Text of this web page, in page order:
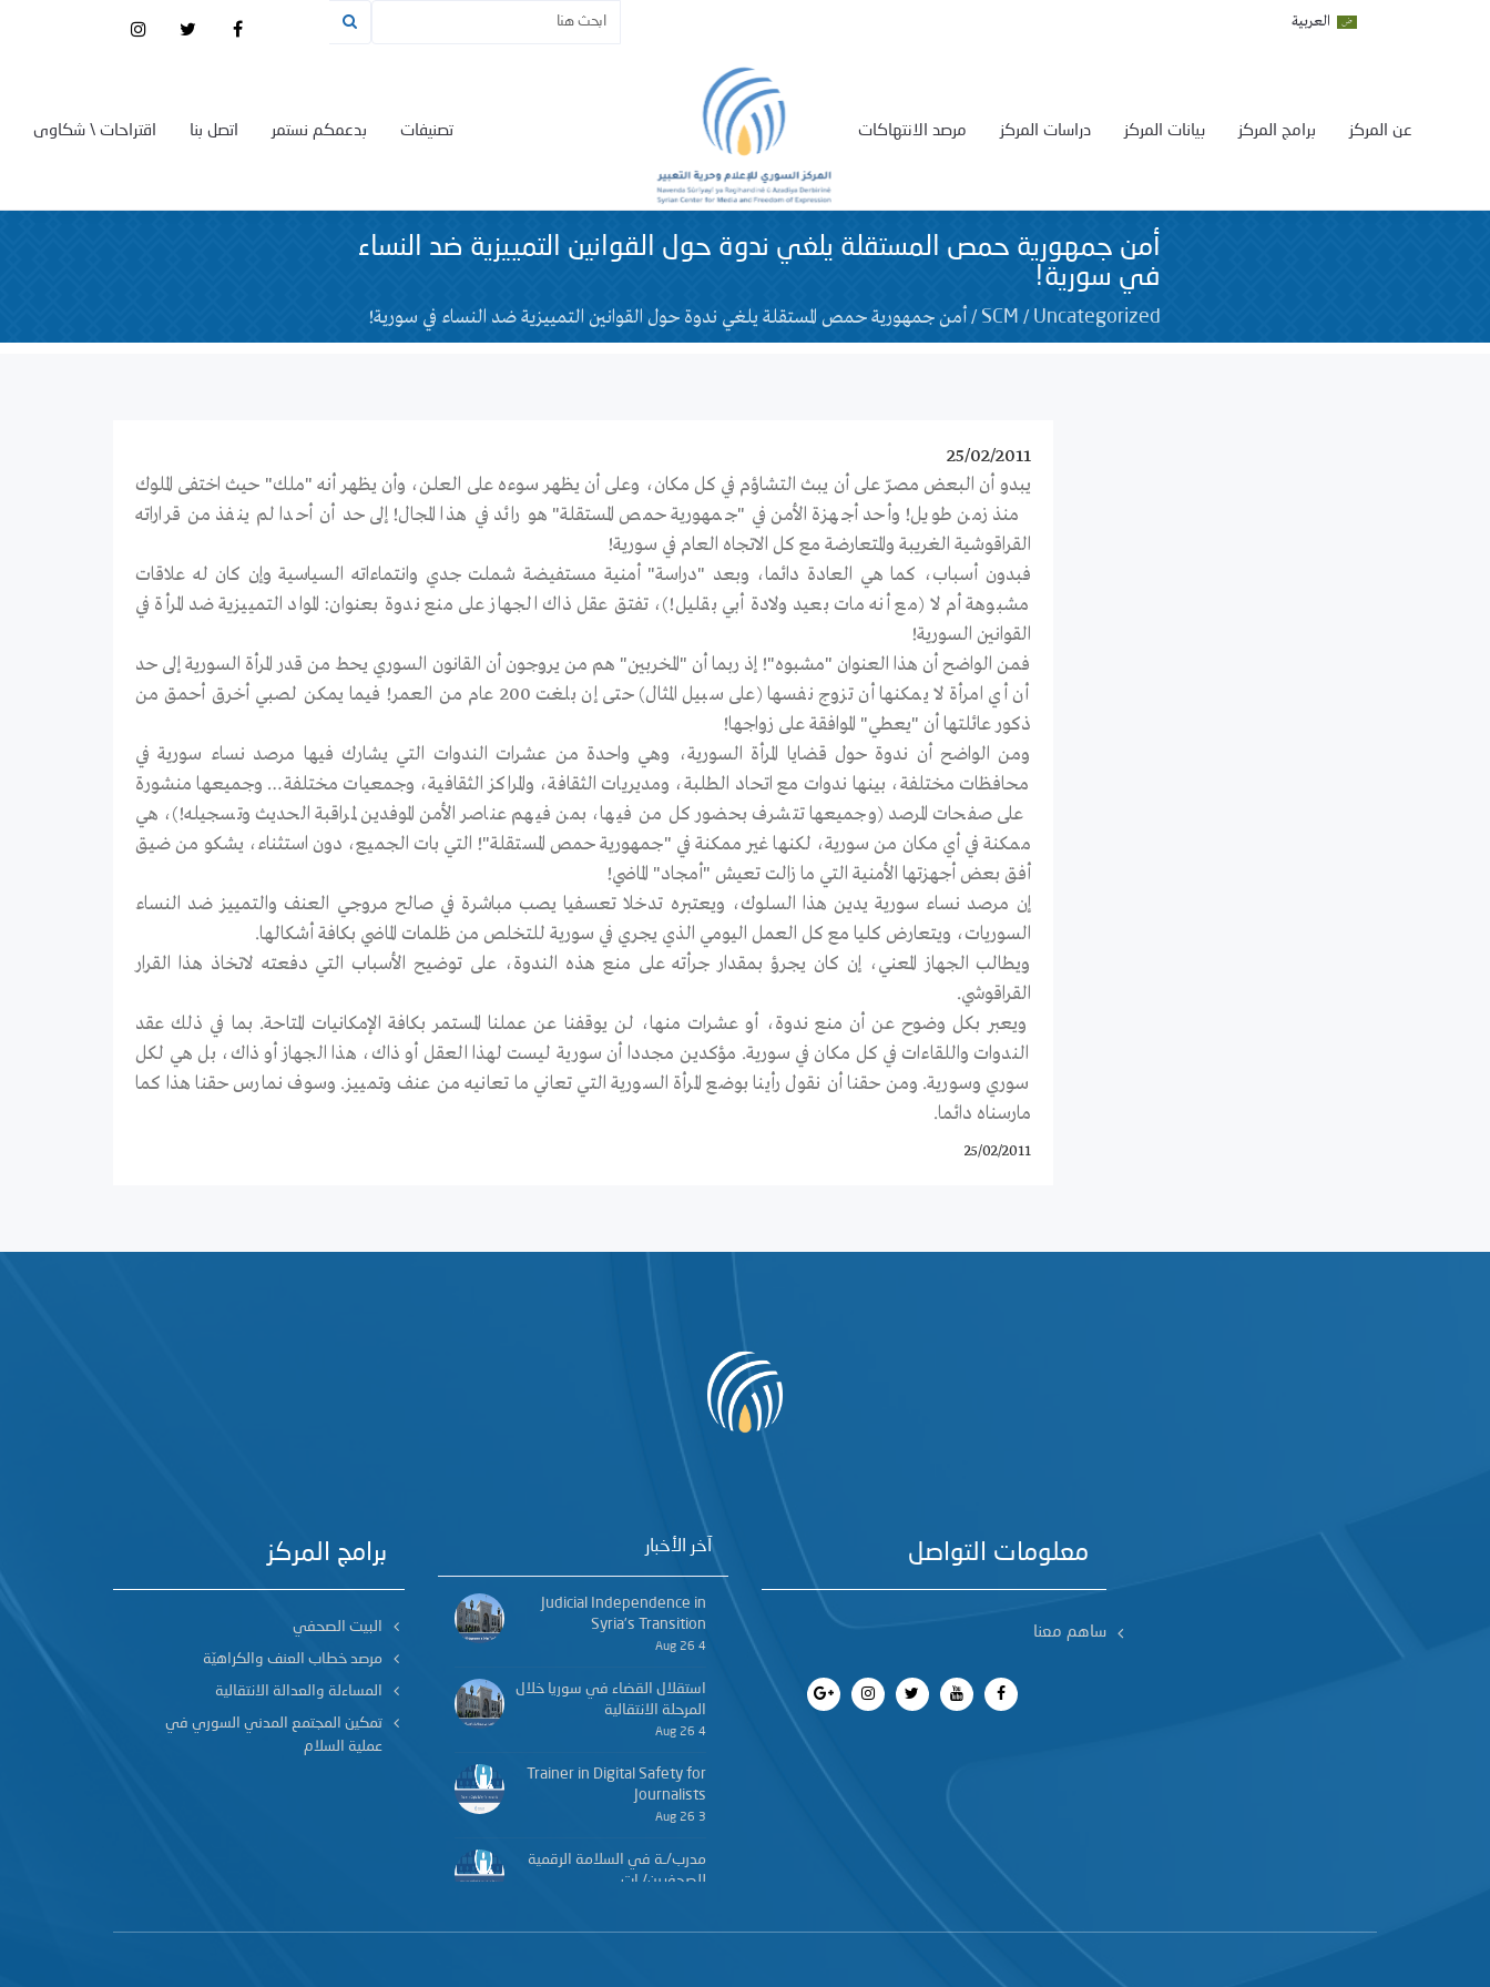
العربية
اقتراحات \ شكاوى اتصل بنا بدعمكم نستمر تصنيفات مرصد الانتهاكات دراسات المركز بيانات المركز برامج المركز عن المركز
أمن جمهورية حمص المستقلة يلغي ندوة حول القوانين التمييزية ضد النساء
في سورية!
SCM / Uncategorized
/ أمن جمهورية حمص المستقلة يلغي ندوة حول القوانين التمييزية ضد النساء في سورية!
25/02/2011
يبدو أن البعض مصرّ على أن يبث التشاؤم في كل مكان، وعلى أن يظهر سوءه على العلن، وأن يظهر أنه "ملك" حيث اختفى الملوك
منذ زمن طويل! وأحد أجهزة الأمن في "جمهورية حمص المستقلة" هو رائد في هذا المجال! إلى حد أن أحدا لم ينفذ من قراراته
القراقوشية الغريبة والمتعارضة مع كل الاتجاه العام في سورية!
فبدون أسباب، كما هي العادة دائما، وبعد "دراسة" أمنية مستفيضة شملت جدي وانتماءاته السياسية وإن كان له علاقات
مشبوهة أم لا (مع أنه مات بعيد ولادة أبي بقليل!)، تفتق عقل ذاك الجهاز على منع ندوة بعنوان: المواد التمييزية ضد المرأة في
القوانين السورية!
فمن الواضح أن هذا العنوان "مشبوه"! إذ ربما أن "المخربين" هم من يروجون أن القانون السوري يحط من قدر المرأة السورية إلى حد
أن أي امرأة لا يمكنها أن تزوج نفسها (على سبيل المثال) حتى إن بلغت 200 عام من العمر! فيما يمكن لصبي أخرق أحمق من
ذكور عائلتها أن "يعطي" الموافقة على زواجها!
ومن الواضح أن ندوة حول قضايا المرأة السورية، وهي واحدة من عشرات الندوات التي يشارك فيها مرصد نساء سورية في
محافظات مختلفة، بينها ندوات مع اتحاد الطلبة، ومديريات الثقافة، والمراكز الثقافية، وجمعيات مختلفة… وجميعها منشورة
على صفحات المرصد (وجميعها تتشرف بحضور كل من فيها، بمن فيهم عناصر الأمن الموفدين لمراقبة الحديث وتسجيله!)، هي
ممكنة في أي مكان من سورية، لكنها غير ممكنة في "جمهورية حمص المستقلة"! التي بات الجميع، دون استثناء، يشكو من ضيق
أفق بعض أجهزتها الأمنية التي ما زالت تعيش "أمجاد" الماضي!
إن مرصد نساء سورية يدين هذا السلوك، ويعتبره تدخلا تعسفيا يصب مباشرة في صالح مروجي العنف والتمييز ضد النساء
السوريات، ويتعارض كليا مع كل العمل اليومي الذي يجري في سورية للتخلص من ظلمات الماضي بكافة أشكالها.
ويطالب الجهاز المعني، إن كان يجرؤ بمقدار جرأته على منع هذه الندوة، على توضيح الأسباب التي دفعته لاتخاذ هذا القرار
القراقوشي.
ويعبر بكل وضوح عن أن منع ندوة، أو عشرات منها، لن يوقفنا عن عملنا المستمر بكافة الإمكانيات المتاحة. بما في ذلك عقد
الندوات واللقاءات في كل مكان في سورية. مؤكدين مجددا أن سورية ليست لهذا العقل أو ذاك، هذا الجهاز أو ذاك، بل هي لكل
سوري وسورية. ومن حقنا أن نقول رأينا بوضع المرأة السورية التي تعاني ما تعانيه من عنف وتمييز. وسوف نمارس حقنا هذا كما
مارسناه دائما.
25/02/2011
برامج المركز
البيت الصحفي
مرصد خطاب العنف والكراهيّة
المساءلة والعدالة الانتقالية
تمكين المجتمع المدني السوري في
عملية السلام
آخر الأخبار
Judicial Independence in
Syria’s Transition
4 Aug 26
استقلال القضاء في سوريا خلال
المرحلة الانتقالية
4 Aug 26
Trainer in Digital Safety for
Journalists
3 Aug 26
مدرب/ـة في السلامة الرقمية
للصحفيين/ـات
معلومات التواصل
ساهم معنا